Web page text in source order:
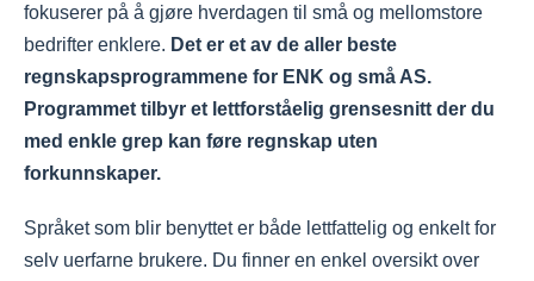
fokuserer på å gjøre hverdagen til små og mellomstore
bedrifter enklere. Det er et av de aller beste
regnskapsprogrammene for ENK og små AS.
Programmet tilbyr et lettforståelig grensesnitt der du
med enkle grep kan føre regnskap uten
forkunnskaper.
Språket som blir benyttet er både lettfattelig og enkelt for
selv uerfarne brukere. Du finner en enkel oversikt over